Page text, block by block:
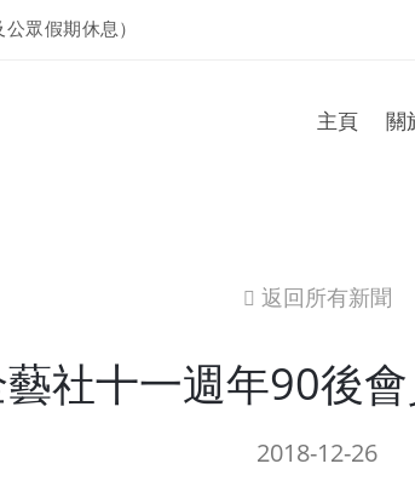
眾假期休息）
主頁 關
icon
返回所有新聞
社十一週年90後
2018-12-26